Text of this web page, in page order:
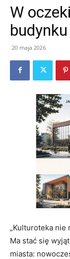
W
budynku
20 maja 2026
„Kulturoteka nie
Ma stać się
miasta: